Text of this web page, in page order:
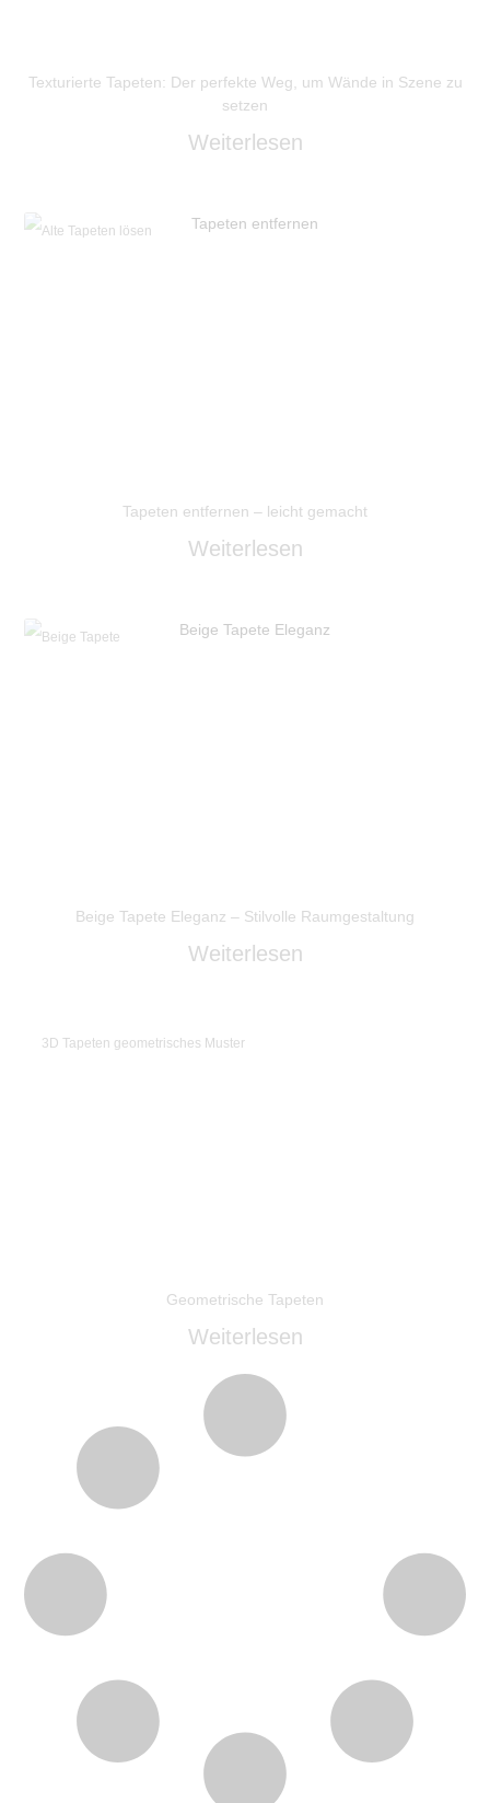
Texturierte Tapeten: Der perfekte Weg, um Wände in Szene zu
setzen
Weiterlesen
Alte Tapeten lösen
Tapeten entfernen – leicht gemacht
Weiterlesen
Beige Tapete
Beige Tapete Eleganz – Stilvolle Raumgestaltung
Weiterlesen
3D Tapeten geometrisches Muster
Geometrische Tapeten
Weiterlesen